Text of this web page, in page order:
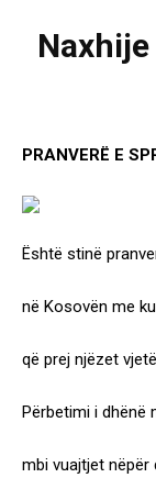
PRANVERË E
Është stinë
në Kosovën me
që prej njëzet
Përbetimi i dhënë
mbi vuajtjet nëpër